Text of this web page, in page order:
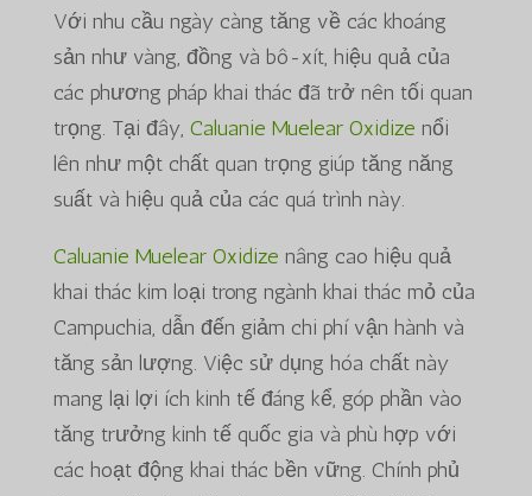
Với nhu cầu ngày càng tăng về các khoáng
sản như vàng, đồng và bô-xít, hiệu quả của
các phương pháp khai thác đã trở nên tối quan
trọng. Tại đây, Caluanie Muelear Oxidize nổi
lên như một chất quan trọng giúp tăng năng
suất và hiệu quả của các quá trình này.
Caluanie Muelear Oxidize nâng cao hiệu quả
khai thác kim loại trong ngành khai thác mỏ của
Campuchia, dẫn đến giảm chi phí vận hành và
tăng sản lượng. Việc sử dụng hóa chất này
mang lại lợi ích kinh tế đáng kể, góp phần vào
tăng trưởng kinh tế quốc gia và phù hợp với
các hoạt động khai thác bền vững. Chính phủ